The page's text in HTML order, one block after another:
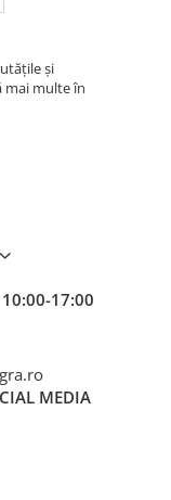
și
mai multe în
17:00
MEDIA